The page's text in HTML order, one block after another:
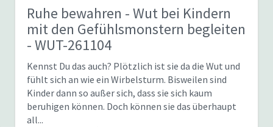
Ruhe bewahren - Wut bei Kindern
mit den Gefühlsmonstern begleiten
- WUT-261104
Kennst Du das auch? Plötzlich ist sie da die Wut und
fühlt sich an wie ein Wirbelsturm. Bisweilen sind
Kinder dann so außer sich, dass sie sich kaum
beruhigen können. Doch können sie das überhaupt
all...